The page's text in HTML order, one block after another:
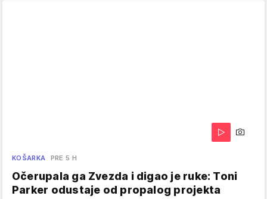
KOŠARKA PRE 5 H
Očerupala ga Zvezda i digao je ruke: Toni
Parker odustaje od propalog projekta